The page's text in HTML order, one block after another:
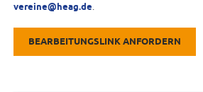
vereine@heag.de
BEARBEITUNGSLINK ANFORDERN